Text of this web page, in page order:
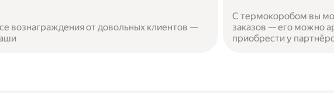
вознаграждения от довольных клиентов —
С термокоробом вы
заказов — его можно
приобрести у